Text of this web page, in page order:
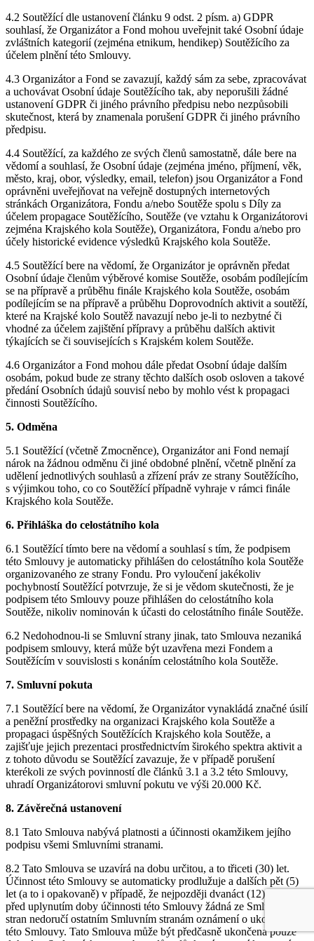
4.2 Soutěžící dle ustanovení článku 9 odst. 2 písm. a) GDPR
souhlasí, že Organizátor a Fond mohou uveřejnit také Osobní údaje
zvláštních kategorií (zejména etnikum, hendikep) Soutěžícího za
účelem plnění této Smlouvy.
4.3 Organizátor a Fond se zavazují, každý sám za sebe, zpracovávat
a uchovávat Osobní údaje Soutěžícího tak, aby neporušili žádné
ustanovení GDPR či jiného právního předpisu nebo nezpůsobili
skutečnost, která by znamenala porušení GDPR či jiného právního
předpisu.
4.4 Soutěžící, za každého ze svých členů samostatně, dále bere na
vědomí a souhlasí, že Osobní údaje (zejména jméno, příjmení, věk,
město, kraj, obor, výsledky, email, telefon) jsou Organizátor a Fond
oprávněni uveřejňovat na veřejně dostupných internetových
stránkách Organizátora, Fondu a/nebo Soutěže spolu s Díly za
účelem propagace Soutěžícího, Soutěže (ve vztahu k Organizátorovi
zejména Krajského kola Soutěže), Organizátora, Fondu a/nebo pro
účely historické evidence výsledků Krajského kola Soutěže.
4.5 Soutěžící bere na vědomí, že Organizátor je oprávněn předat
Osobní údaje členům výběrové komise Soutěže, osobám podílejícím
se na přípravě a průběhu finále Krajského kola Soutěže, osobám
podílejícím se na přípravě a průběhu Doprovodních aktivit a soutěží,
které na Krajské kolo Soutěž navazují nebo je-li to nezbytné či
vhodné za účelem zajištění přípravy a průběhu dalších aktivit
týkajících se či souvisejících s Krajském kolem Soutěže.
4.6 Organizátor a Fond mohou dále předat Osobní údaje dalším
osobám, pokud bude ze strany těchto dalších osob osloven a takové
předání Osobních údajů souvisí nebo by mohlo vést k propagaci
činnosti Soutěžícího.
5. Odměna
5.1 Soutěžící (včetně Zmocněnce), Organizátor ani Fond nemají
nárok na žádnou odměnu či jiné obdobné plnění, včetně plnění za
udělení jednotlivých souhlasů a zřízení práv ze strany Soutěžícího,
s výjimkou toho, co co Soutěžící případně vyhraje v rámci finále
Krajského kola Soutěže.
6. Přihláška do celostátního kola
6.1 Soutěžící tímto bere na vědomí a souhlasí s tím, že podpisem
této Smlouvy je automaticky přihlášen do celostátního kola Soutěže
organizovaného ze strany Fondu. Pro vyloučení jakékoliv
pochybností Soutěžící potvrzuje, že si je vědom skutečnosti, že je
podpisem této Smlouvy pouze přihlášen do celostátního kola
Soutěže, nikoliv nominován k účasti do celostátního finále Soutěže.
6.2 Nedohodnou-li se Smluvní strany jinak, tato Smlouva nezaniká
podpisem smlouvy, která může být uzavřena mezi Fondem a
Soutěžícím v souvislosti s konáním celostátního kola Soutěže.
7. Smluvní pokuta
7.1 Soutěžící bere na vědomí, že Organizátor vynakládá značné úsilí
a peněžní prostředky na organizaci Krajského kola Soutěže a
propagaci úspěšných Soutěžících Krajského kola Soutěže, a
zajišťuje jejich prezentaci prostřednictvím širokého spektra aktivit a
z tohoto důvodu se Soutěžící zavazuje, že v případě porušení
kterékoli ze svých povinností dle článků 3.1 a 3.2 této Smlouvy,
uhradí Organizátorovi smluvní pokutu ve výši 20.000 Kč.
8. Závěrečná ustanovení
8.1 Tato Smlouva nabývá platnosti a účinnosti okamžikem jejího
podpisu všemi Smluvními stranami.
8.2 Tato Smlouva se uzavírá na dobu určitou, a to třiceti (30) let.
Účinnost této Smlouvy se automaticky prodlužuje a dalších pět (5)
let (a to i opakovaně) v případě, že nejpozději dvanáct (12) měsíců
před uplynutím doby účinnosti této Smlouvy žádná ze Smluvních
stran nedoručí ostatním Smluvním stranám oznámení o ukončení
této Smlouvy. Tato Smlouva může být předčasně ukončena pouze